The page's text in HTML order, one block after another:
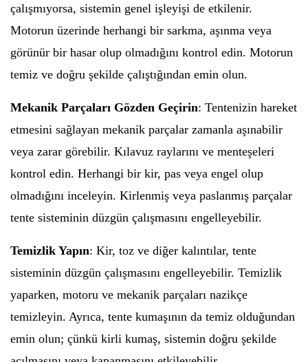
çalışmıyorsa, sistemin genel işleyişi de etkilenir.
Motorun üzerinde herhangi bir sarkma, aşınma veya
görünür bir hasar olup olmadığını kontrol edin. Motorun
temiz ve doğru şekilde çalıştığından emin olun.
Mekanik Parçaları Gözden Geçirin: Tentenizin hareket
etmesini sağlayan mekanik parçalar zamanla aşınabilir
veya zarar görebilir. Kılavuz raylarını ve menteşeleri
kontrol edin. Herhangi bir kir, pas veya engel olup
olmadığını inceleyin. Kirlenmiş veya paslanmış parçalar
tente sisteminin düzgün çalışmasını engelleyebilir.
Temizlik Yapın: Kir, toz ve diğer kalıntılar, tente
sisteminin düzgün çalışmasını engelleyebilir. Temizlik
yaparken, motoru ve mekanik parçaları nazikçe
temizleyin. Ayrıca, tente kumaşının da temiz olduğundan
emin olun; çünkü kirli kumaş, sistemin doğru şekilde